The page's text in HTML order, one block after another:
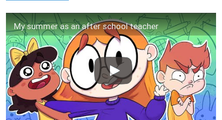
My summer as an after school teacher